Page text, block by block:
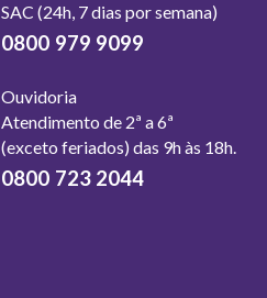
SAC (24h, 7 dias por semana)
0800 979 9099
Ouvidoria
Atendimento de 2ª a 6ª
(exceto feriados) das 9h às 18h.
0800 723 2044